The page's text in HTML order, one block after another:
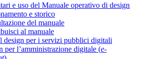
e uso del Manuale operativo di design
e storico
del manuale
al manuale
design per i servizi pubblici digitali
per l’amministrazione digitale (e-